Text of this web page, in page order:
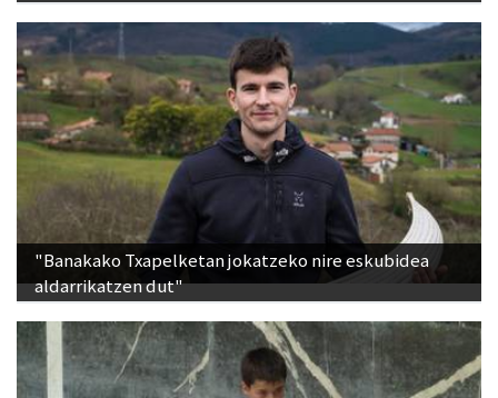
"Banakako Txapelketan jokatzeko nire eskubidea
aldarrikatzen dut"